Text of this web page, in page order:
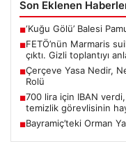
Son Eklenen
■‘Kuğu Gölü’ Balesi
■FETÖ’nün Marmaris
çıktı. Gizli toplantıyı
■Çerçeve Yasa Nedir,
Rolü
■700 lira için IBAN
temizlik görevlisinin
■Bayramiç’teki Orman